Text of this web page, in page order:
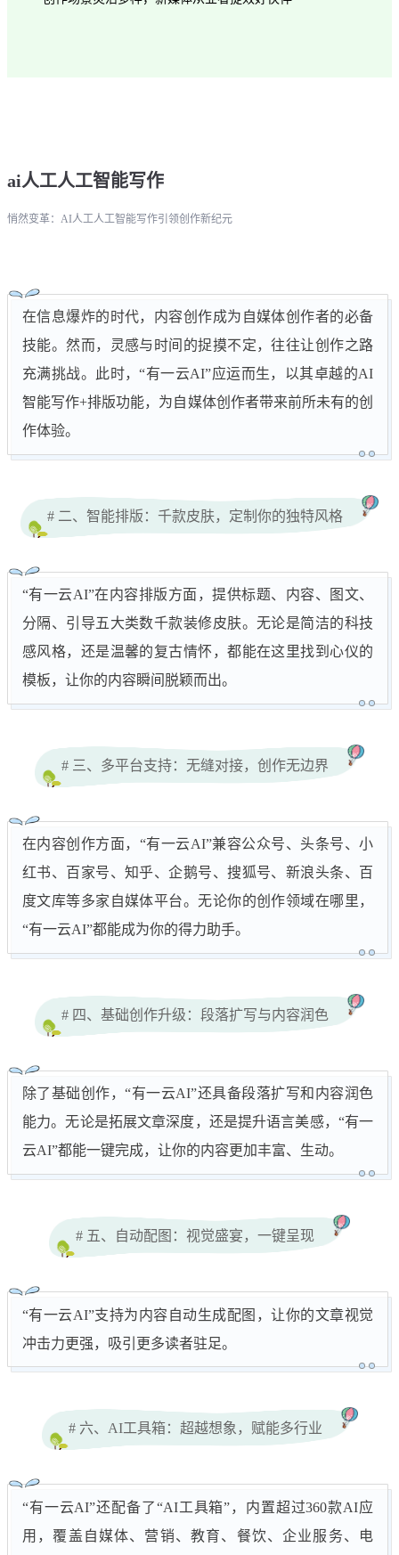
ai人工人工智能写作
悄然变革：AI人工人工智能写作引领创作新纪元
在信息爆炸的时代，内容创作成为自媒体创作者的必备
技能。然而，灵感与时间的捉摸不定，往往让创作之路
充满挑战。此时，“有一云AI”应运而生，以其卓越的AI
智能写作+排版功能，为自媒体创作者带来前所未有的创
作体验。
# 二、智能排版：千款皮肤，定制你的独特风格
“有一云AI”在内容排版方面，提供标题、内容、图文、
分隔、引导五大类数千款装修皮肤。无论是简洁的科技
感风格，还是温馨的复古情怀，都能在这里找到心仪的
模板，让你的内容瞬间脱颖而出。
# 三、多平台支持：无缝对接，创作无边界
在内容创作方面，“有一云AI”兼容公众号、头条号、小
红书、百家号、知乎、企鹅号、搜狐号、新浪头条、百
度文库等多家自媒体平台。无论你的创作领域在哪里，
“有一云AI”都能成为你的得力助手。
# 四、基础创作升级：段落扩写与内容润色
除了基础创作，“有一云AI”还具备段落扩写和内容润色
能力。无论是拓展文章深度，还是提升语言美感，“有一
云AI”都能一键完成，让你的内容更加丰富、生动。
# 五、自动配图：视觉盛宴，一键呈现
“有一云AI”支持为内容自动生成配图，让你的文章视觉
冲击力更强，吸引更多读者驻足。
# 六、AI工具箱：超越想象，赋能多行业
“有一云AI”还配备了“AI工具箱”，内置超过360款AI应
用，覆盖自媒体、营销、教育、餐饮、企业服务、电